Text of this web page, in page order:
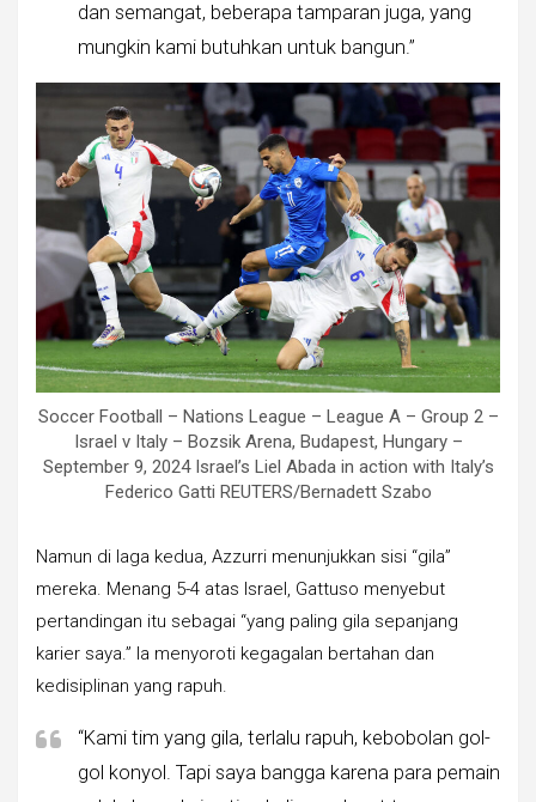
dan semangat, beberapa tamparan juga, yang
mungkin kami butuhkan untuk bangun.”
Soccer Football – Nations League – League A – Group 2 –
Israel v Italy – Bozsik Arena, Budapest, Hungary –
September 9, 2024 Israel’s Liel Abada in action with Italy’s
Federico Gatti REUTERS/Bernadett Szabo
Namun di laga kedua, Azzurri menunjukkan sisi “gila”
mereka. Menang 5-4 atas Israel, Gattuso menyebut
pertandingan itu sebagai “yang paling gila sepanjang
karier saya.” Ia menyoroti kegagalan bertahan dan
kedisiplinan yang rapuh.
“Kami tim yang gila, terlalu rapuh, kebobolan gol-
gol konyol. Tapi saya bangga karena para pemain